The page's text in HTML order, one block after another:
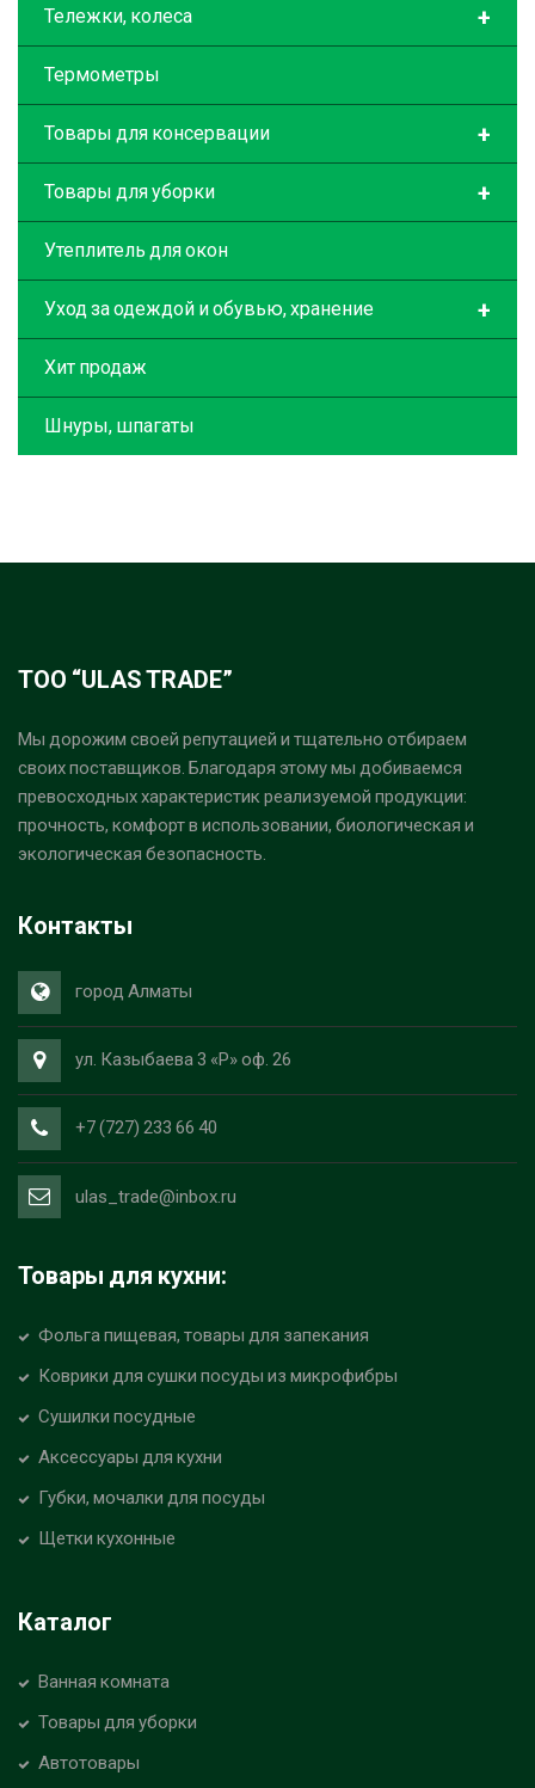
+
Тележки, колеса
Термометры
+
Товары для консервации
+
Товары для уборки
Утеплитель для окон
+
Уход за одеждой и обувью, хранение
Хит продаж
Шнуры, шпагаты
ТОО “ULAS TRADE”
Мы дорожим своей репутацией и тщательно отбираем
своих поставщиков. Благодаря этому мы добиваемся
превосходных характеристик реализуемой продукции:
прочность, комфорт в использовании, биологическая и
экологическая безопасность.
Контакты
город Алматы
ул. Казыбаева 3 «Р» оф. 26
+7 (727) 233 66 40
ulas_trade@inbox.ru
Товары для кухни:
Фольга пищевая, товары для запекания
Коврики для сушки посуды из микрофибры
Сушилки посудные
Аксессуары для кухни
Губки, мочалки для посуды
Щетки кухонные
Каталог
Ванная комната
Товары для уборки
Автотовары